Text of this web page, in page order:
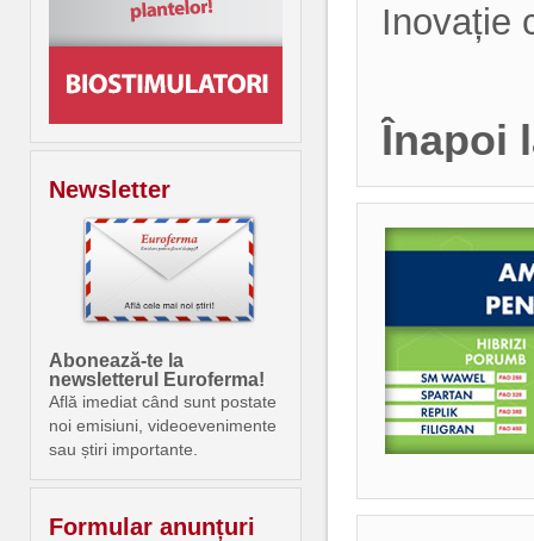
Newsletter
Abonează-te la
newsletterul Euroferma!
Află imediat când sunt postate
noi emisiuni, videoevenimente
sau știri importante.
Formular anunțuri
Inovație
Înapoi